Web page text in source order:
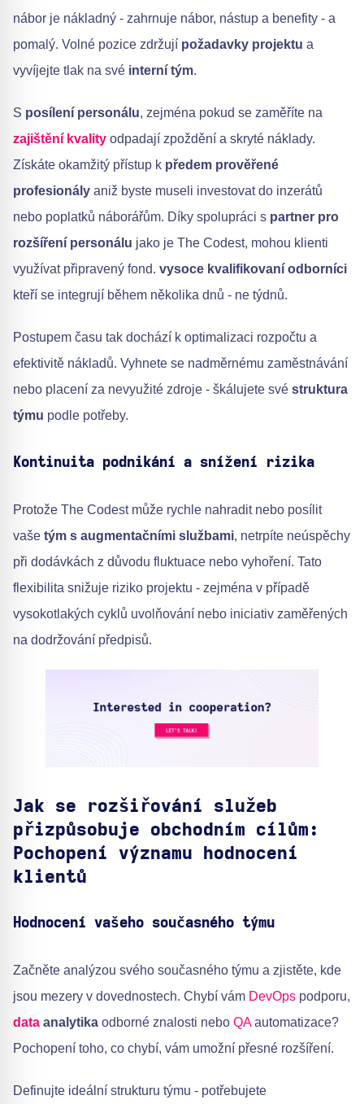
nábor je nákladný - zahrnuje nábor, nástup a benefity - a
pomalý. Volné pozice zdržují požadavky projektu a
vyvíjejte tlak na své interní tým.
S posílení personálu, zejména pokud se zaměříte na
zajištění kvality odpadají zpoždění a skryté náklady.
Získáte okamžitý přístup k předem prověřené
profesionály aniž byste museli investovat do inzerátů
nebo poplatků náborářům. Díky spolupráci s partner pro
rozšíření personálu jako je The Codest, mohou klienti
využívat připravený fond. vysoce kvalifikovaní odborníci
kteří se integrují během několika dnů - ne týdnů.
Postupem času tak dochází k optimalizaci rozpočtu a
efektivitě nákladů. Vyhnete se nadměrnému zaměstnávání
nebo placení za nevyužité zdroje - škálujete své struktura
týmu podle potřeby.
Kontinuita podnikání a snížení rizika
Protože The Codest může rychle nahradit nebo posílit
vaše tým s augmentačními službami, netrpíte neúspěchy
při dodávkách z důvodu fluktuace nebo vyhoření. Tato
flexibilita snižuje riziko projektu - zejména v případě
vysokotlakých cyklů uvolňování nebo iniciativ zaměřených
na dodržování předpisů.
Jak se rozšiřování služeb
přizpůsobuje obchodním cílům:
Pochopení významu hodnocení
klientů
Hodnocení vašeho současného týmu
Začněte analýzou svého současného týmu a zjistěte, kde
jsou mezery v dovednostech. Chybí vám DevOps podporu,
data analytika odborné znalosti nebo QAautomatizace?
Pochopení toho, co chybí, vám umožní přesné rozšíření.
Definujte ideální strukturu týmu - potřebujete